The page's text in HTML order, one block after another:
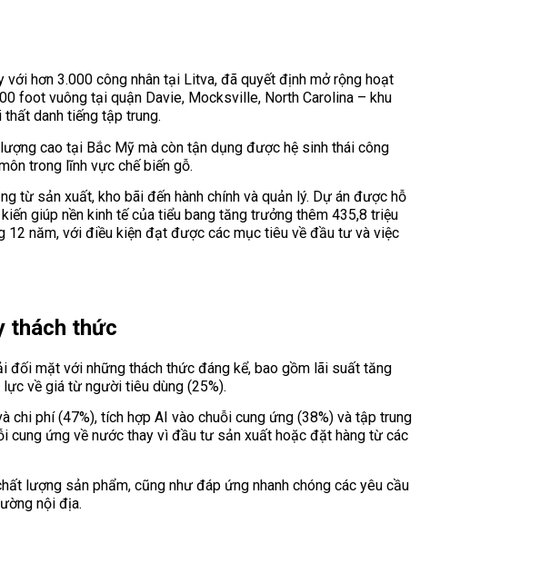
với hơn 3.000 công nhân tại Litva, đã quyết định mở rộng hoạt
foot vuông tại quận Davie, Mocksville, North Carolina – khu
danh tiếng tập trung.
cao tại Bắc Mỹ mà còn tận dụng được hệ sinh thái công
trong lĩnh vực chế biến gỗ.
từ sản xuất, kho bãi đến hành chính và quản lý. Dự án được hỗ
giúp nền kinh tế của tiểu bang tăng trưởng thêm 435,8 triệu
12 năm, với điều kiện đạt được các mục tiêu về đầu tư và việc
thách thức
đối mặt với những thách thức đáng kể, bao gồm lãi suất tăng
về giá từ người tiêu dùng (25%).
phí (47%), tích hợp AI vào chuỗi cung ứng (38%) và tập trung
cung ứng về nước thay vì đầu tư sản xuất hoặc đặt hàng từ các
lượng sản phẩm, cũng như đáp ứng nhanh chóng các yêu cầu
nội địa.